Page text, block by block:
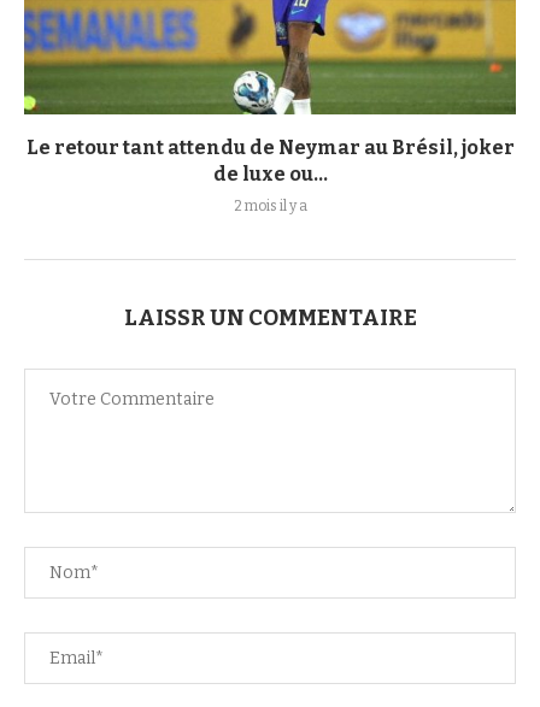
Le retour tant attendu de Neymar au Brésil, joker
de luxe ou...
2 mois il y a
LAISSR UN COMMENTAIRE